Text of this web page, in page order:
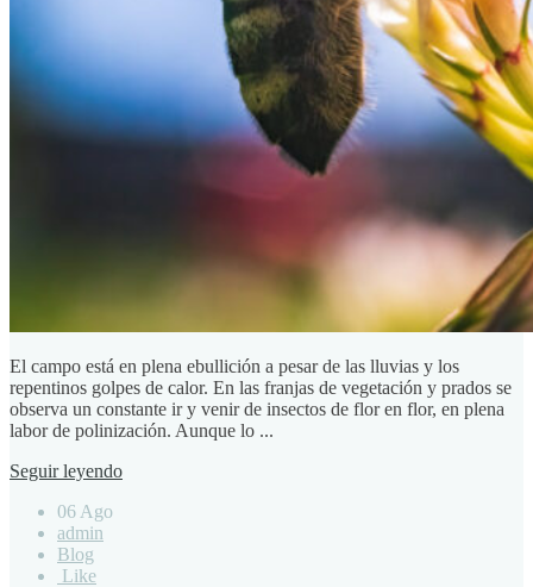
El campo está en plena ebullición a pesar de las lluvias y los
repentinos golpes de calor. En las franjas de vegetación y prados se
observa un constante ir y venir de insectos de flor en flor, en plena
labor de polinización. Aunque lo ...
Seguir leyendo
06 Ago
admin
Blog
Like